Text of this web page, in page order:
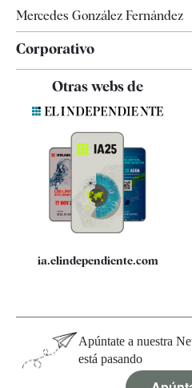
Mercedes González Fernández
Corporativo
Quiénes somos
Especificaciones
Otras webs de
ia.elindependiente.com
Apúntate a nuestra
está pasando